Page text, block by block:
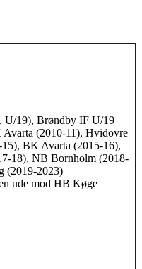
U/19), Brøndby IF U/19
(2010-11), Hvidovre
BK Avarta (2015-16),
18), NB Bornholm (2018-
(2019-2023)
ude mod HB Køge